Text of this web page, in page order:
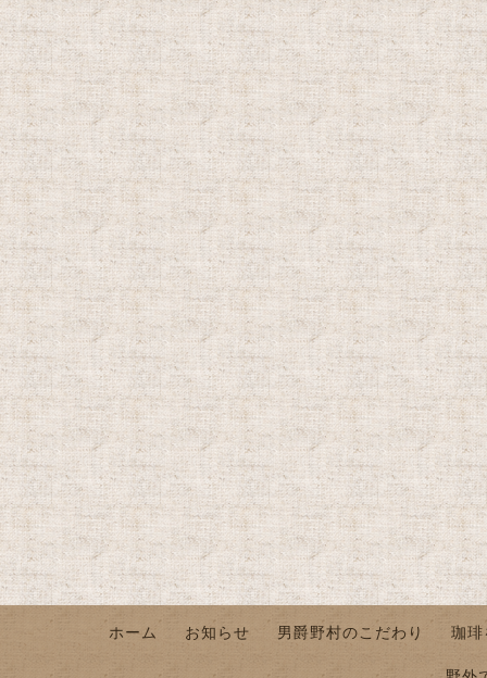
ホーム お知らせ 男爵野村のこだわり 珈琲